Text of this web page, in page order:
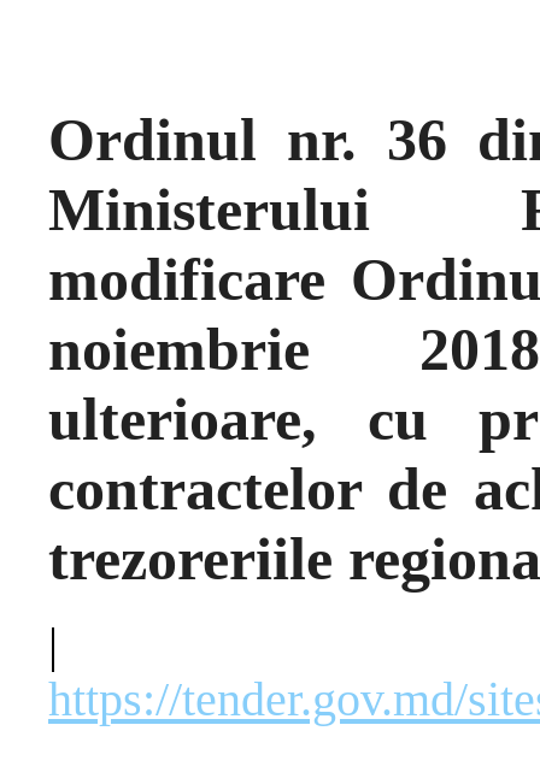
Ordinul nr. 36
Ministerului
modificare
noiembrie
ulterioare, cu
contractelor de
trezoreriile
|
https://tender.gov.md/